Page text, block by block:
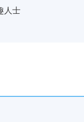
人士